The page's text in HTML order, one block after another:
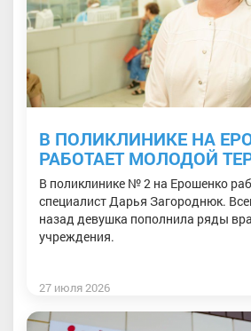
В ПОЛИКЛИНИКЕ НА
РАБОТАЕТ МОЛОДОЙ
В поликлинике № 2 на Ерошенко
специалист Дарья Загороднюк.
назад девушка пополнила ряды
учреждения.
27 июля 2026